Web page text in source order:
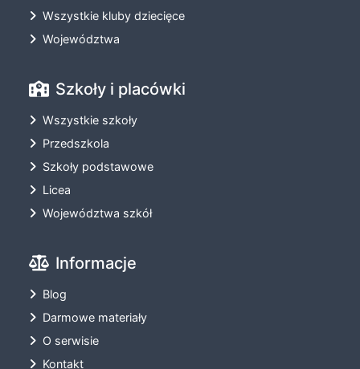
Wszystkie kluby dziecięce
Województwa
Szkoły i placówki
Wszystkie szkoły
Przedszkola
Szkoły podstawowe
Licea
Województwa szkół
Informacje
Blog
Darmowe materiały
O serwisie
Kontakt